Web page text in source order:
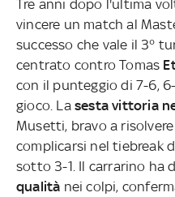
Tre anni dopo l'ultima
vincere un match al
successo che vale il 3°
centrato contro Tomas
con il punteggio di 7-6,
gioco. La sesta vittoria
Musetti, bravo a
complicarsi nel tiebreak
sotto 3-1. Il carrarino ha
qualità nei colpi,